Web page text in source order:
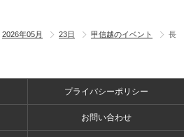
2026年05月 23日 甲信越のイベント
長
プライバシーポリシー
お問い合わせ